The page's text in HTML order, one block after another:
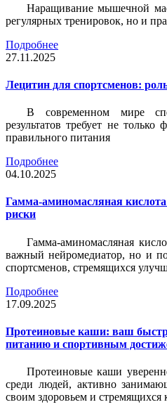
Наращивание мышечной
регулярных тренировок, но и
Подробнее
27.11.2025
Лецитин для спортсменов:
В современном мире
результатов требует не
правильного питания
Подробнее
04.10.2025
Гамма-аминомасляная
риски
Гамма-аминомасляная
важный нейромедиатор, но и
спортсменов, стремящихся
Подробнее
17.09.2025
Протеиновые каши: ваш
питанию и спортивным
Протеиновые каши
среди людей, активно
своим здоровьем и